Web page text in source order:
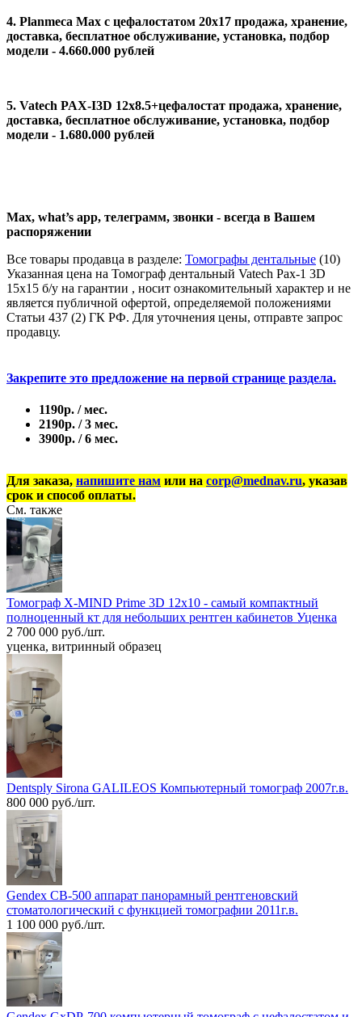
4. Planmeca Мах с цефалостатом 20x17 продажа, хранение,
доставка, бесплатное обслуживание, установка, подбор
модели - 4.660.000 рублей
5. Vatech PAX-I3D 12х8.5+цефалостат продажа, хранение,
доставка, бесплатное обслуживание, установка, подбор
модели - 1.680.000 рублей
Max, what’s app, телеграмм, звонки - всегда в Вашем
распоряжении
Все товары продавца в разделе: Томографы дентальные (10)
Указанная цена на Томограф дентальный Vatech Paх-1 3D
15x15 б/у на гарантии , носит ознакомительный характер и не
является публичной офертой, определяемой положениями
Статьи 437 (2) ГК РФ. Для уточнения цены, отправте запрос
продавцу.
Закрепите это предложение на первой странице раздела.
1190р. / мес.
2190р. / 3 мес.
3900р. / 6 мес.
Для заказа, напишите нам или на corp@mednav.ru, указав
срок и способ оплаты.
См. также
Томограф X-MIND Prime 3D 12x10 - самый компактный
полноценный кт для небольших рентген кабинетов Уценка
2 700 000 руб./шт.
уценка, витринный образец
Dentsply Sirona GALILEOS Компьютерный томограф 2007г.в.
800 000 руб./шт.
Gendex CB-500 аппарат панорамный рентгеновский
стоматологический с функцией томографии 2011г.в.
1 100 000 руб./шт.